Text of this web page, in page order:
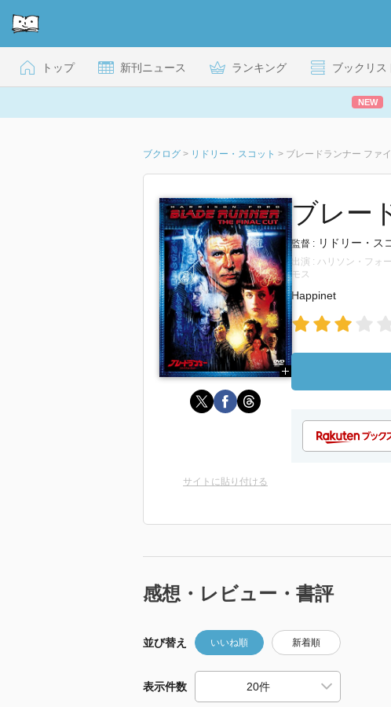
トップ 新刊ニュース ランキング ブックリス
NEW
ブクログ > リドリー・スコット > ブレードランナー ファ
ブレー
監督 : リドリー・ス
出演 : ハリソン・フォ
モス
Happinet
サイトに貼り付ける
感想・レビュー・書評
並び替え いいね順 新着順
表示件数